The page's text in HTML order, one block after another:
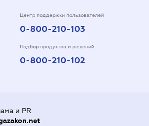
Центр поддержки пользователей
0-800-210-103
Подбор продуктов и решений
0-800-210-102
и PR